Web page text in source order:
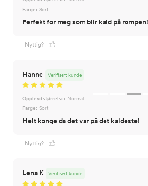
Farge: Sort
Perfekt for meg som blir kald på rompen!
Nyttig?
Hanne Verifisert kunde
Opplevd størrelse: Normal
Farge: Sort
Helt konge da det var på det kaldeste!
Nyttig?
Lena K Verifisert kunde